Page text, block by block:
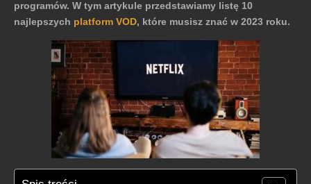
programów. W tym artykule przedstawiamy listę 10
najlepszych platform VOD, które musisz znać w 2023 roku.